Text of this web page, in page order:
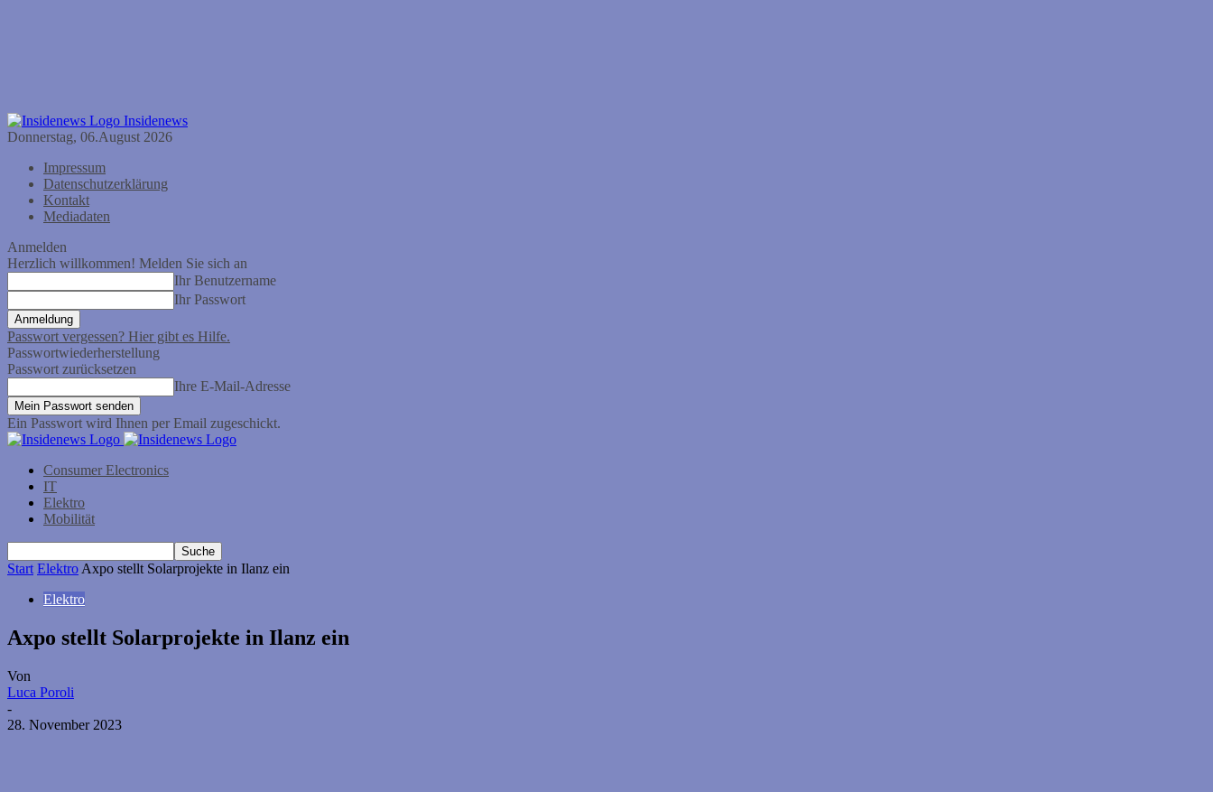
Insidenews
Donnerstag, 06.August 2026
Impressum
Datenschutzerklärung
Kontakt
Mediadaten
Anmelden
Herzlich willkommen! Melden Sie sich an
Ihr Benutzername
Ihr Passwort
Passwort vergessen? Hier gibt es Hilfe.
Passwortwiederherstellung
Passwort zurücksetzen
Ihre E-Mail-Adresse
Ein Passwort wird Ihnen per Email zugeschickt.
Consumer Electronics
IT
Elektro
Mobilität
Start Elektro Axpo stellt Solarprojekte in Ilanz ein
Elektro
Axpo stellt Solarprojekte in Ilanz ein
Von
Luca Poroli
-
28. November 2023